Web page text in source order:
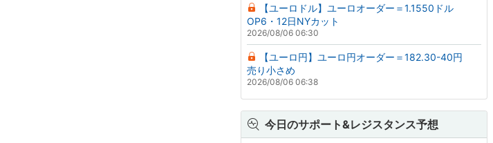
【ユーロドル】ユーロオーダー＝1.1550ドル
OP6・12日NYカット
2026/08/06 06:30
【ユーロ円】ユーロ円オーダー＝182.30-40円
売り小さめ
2026/08/06 06:38
今日のサポート&レジスタンス予想